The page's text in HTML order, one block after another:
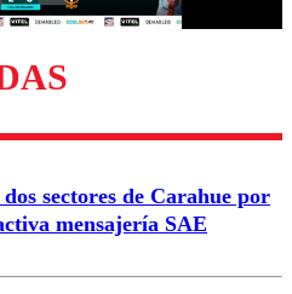
Enviar comentario
sectores de Carahue por
mensajería SAE